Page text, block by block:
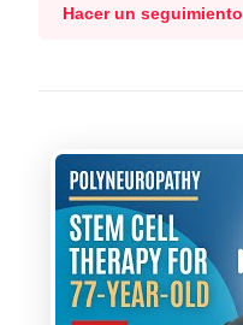
Hacer un seguimiento